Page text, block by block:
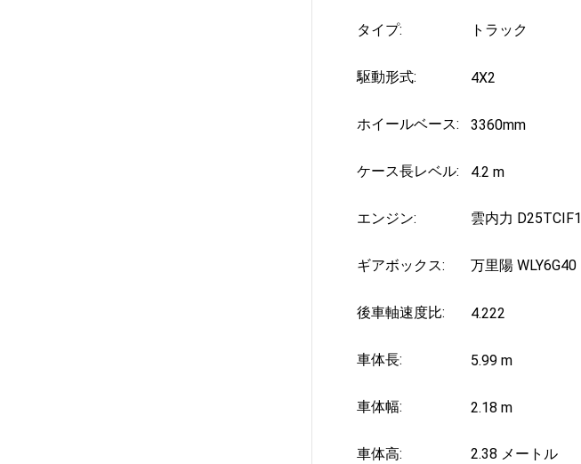
タイプ: トラック
駆動形式: 4X2
ホイールベース: 3360mm
ケース長レベル: 4.2 m
エンジン: 雲内力 D25TCIF1
ギアボックス: 万里陽 WLY6G40
後車軸速度比: 4.222
車体長: 5.99 m
車体幅: 2.18 m
車体高: 2.38 メートル